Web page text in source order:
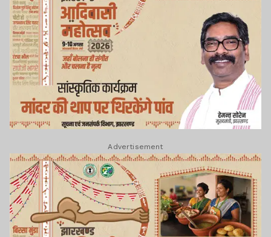
Advertisement